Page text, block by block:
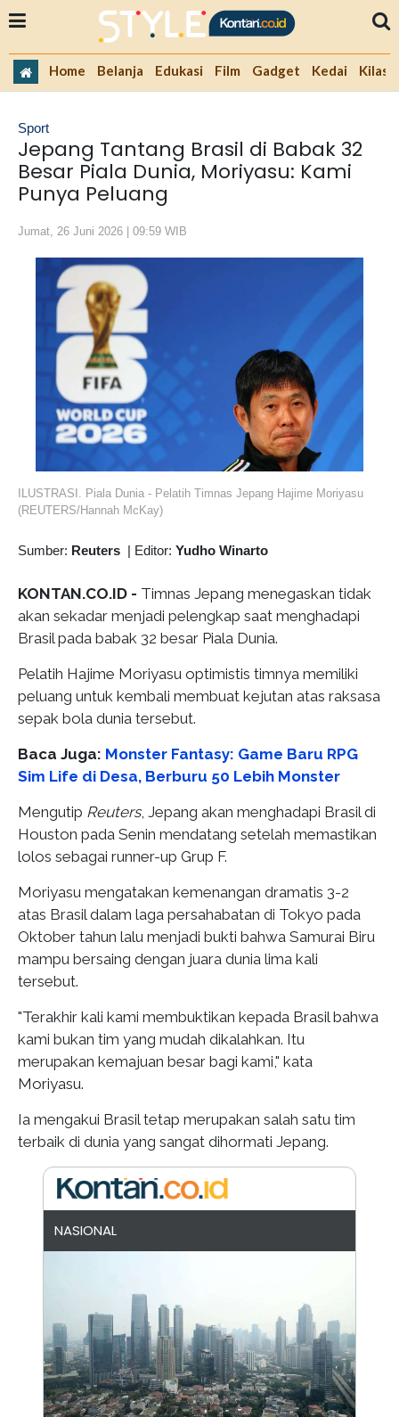
Home Belanja Edukasi Film Gadget Kedai Kilas
Sport
Jepang Tantang Brasil di Babak 32
Besar Piala Dunia, Moriyasu: Kami
Punya Peluang
Jumat, 26 Juni 2026 | 09:59 WIB
ILUSTRASI. Piala Dunia - Pelatih Timnas Jepang Hajime Moriyasu
(REUTERS/Hannah McKay)
Sumber: Reuters | Editor: Yudho Winarto
KONTAN.CO.ID - Timnas Jepang menegaskan tidak
akan sekadar menjadi pelengkap saat menghadapi
Brasil pada babak 32 besar Piala Dunia.
Pelatih Hajime Moriyasu optimistis timnya memiliki
peluang untuk kembali membuat kejutan atas raksasa
sepak bola dunia tersebut.
Baca Juga: Monster Fantasy: Game Baru RPG
Sim Life di Desa, Berburu 50 Lebih Monster
Mengutip Reuters, Jepang akan menghadapi Brasil di
Houston pada Senin mendatang setelah memastikan
lolos sebagai runner-up Grup F.
Moriyasu mengatakan kemenangan dramatis 3-2
atas Brasil dalam laga persahabatan di Tokyo pada
Oktober tahun lalu menjadi bukti bahwa Samurai Biru
mampu bersaing dengan juara dunia lima kali
tersebut.
"Terakhir kali kami membuktikan kepada Brasil bahwa
kami bukan tim yang mudah dikalahkan. Itu
merupakan kemajuan besar bagi kami," kata
Moriyasu.
Ia mengakui Brasil tetap merupakan salah satu tim
terbaik di dunia yang sangat dihormati Jepang.
NASIONAL